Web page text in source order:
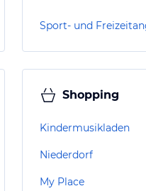
Sport- und
Shopping
Kindermusikladen
Niederdorf
My Place